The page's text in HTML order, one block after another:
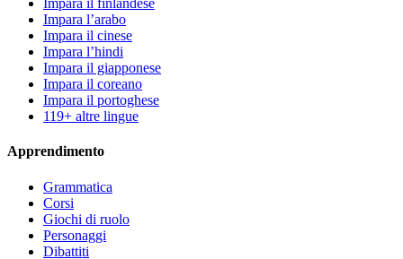
Impara il finlandese
Impara l’arabo
Impara il cinese
Impara l’hindi
Impara il giapponese
Impara il coreano
Impara il portoghese
119+ altre lingue
Apprendimento
Grammatica
Corsi
Giochi di ruolo
Personaggi
Dibattiti